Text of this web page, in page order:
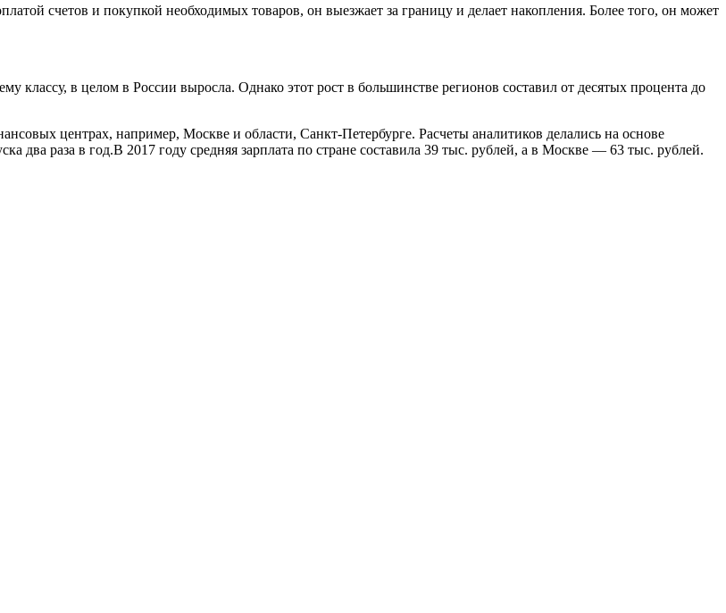
счетов и покупкой необходимых товаров, он выезжает за границу и делает накопления. Более того, он может
классу, в целом в России выросла. Однако этот рост в большинстве регионов составил от десятых процента до
центрах, например, Москве и области, Санкт-Петербурге. Расчеты аналитиков делались на основе
два раза в год.В 2017 году средняя зарплата по стране составила 39 тыс. рублей, а в Москве — 63 тыс. рублей.